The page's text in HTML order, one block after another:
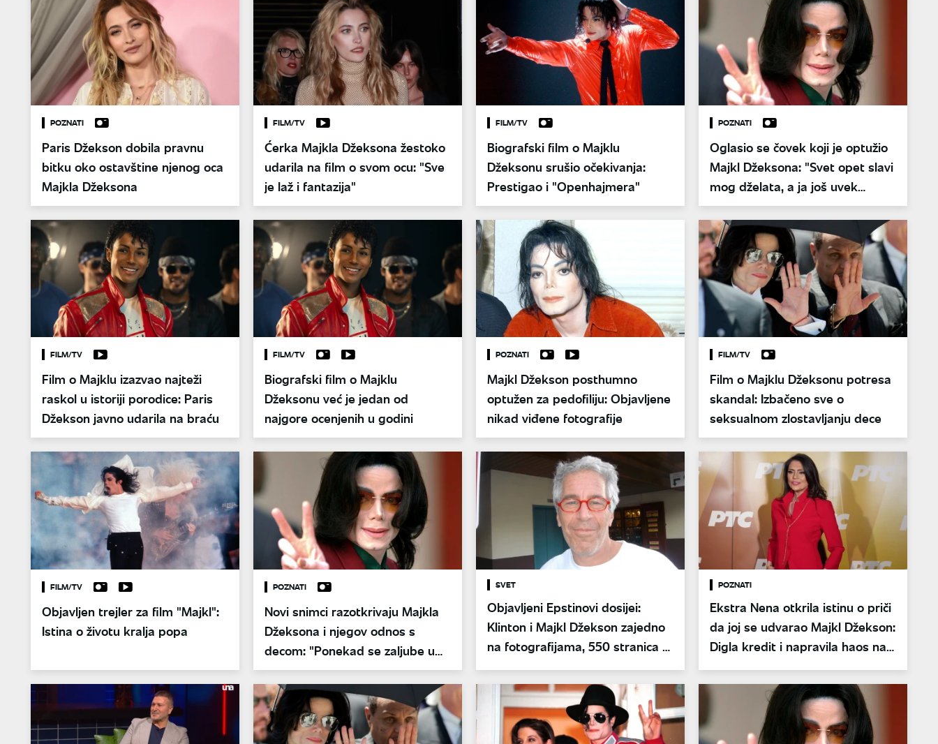
POZNATI
Paris Džekson dobila pravnu
bitku oko ostavštine njenog oca
Majkla Džeksona
FILM/TV
Ćerka Majkla Džeksona žestoko
udarila na film o svom ocu: "Sve
je laž i fantazija"
FILM/TV
Biografski film o Majklu
Džeksonu srušio očekivanja:
Prestigao i "Openhajmera"
POZNATI
Oglasio se čovek koji je optužio
Majkl Džeksona: "Svet opet slavi
mog dželata, a ja još uvek
krvarim"
FILM/TV
Film o Majklu izazvao najteži
raskol u istoriji porodice: Paris
Džekson javno udarila na braću
FILM/TV
Biografski film o Majklu
Džeksonu već je jedan od
najgore ocenjenih u godini
POZNATI
Majkl Džekson posthumno
optužen za pedofiliju: Objavljene
nikad viđene fotografije
FILM/TV
Film o Majklu Džeksonu potresa
skandal: Izbačeno sve o
seksualnom zlostavljanju dece
FILM/TV
Objavljen trejler za film "Majkl":
Istina o životu kralja popa
POZNATI
Novi snimci razotkrivaju Majkla
Džeksona i njegov odnos s
decom: "Ponekad se zaljube u
mene"
SVET
Objavljeni Epstinovi dosijei:
Klinton i Majkl Džekson zajedno
na fotografijama, 550 stranica u
POZNATI
Ekstra Nena otkrila istinu o priči
da joj se udvarao Majkl Džekson:
Digla kredit i napravila haos na